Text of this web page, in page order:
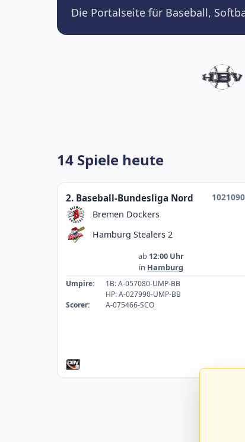
Die Portalseite für Baseball,
14 Spiele heute
2. Baseball-Bundesliga Nord
Bremen Dockers
Hamburg Stealers 2
ab 12:00 Uhr
in Hamburg
Umpire:
1B: A-057080-UMP-BB
HP: A-027990-UMP-BB
Scorer:
A-075466-SCO